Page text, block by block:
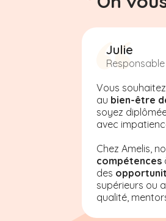
Julie
Vous
au bien-être
soyez
avec
Chez Amelis,
compétences
des
supérieurs ou
qualité,